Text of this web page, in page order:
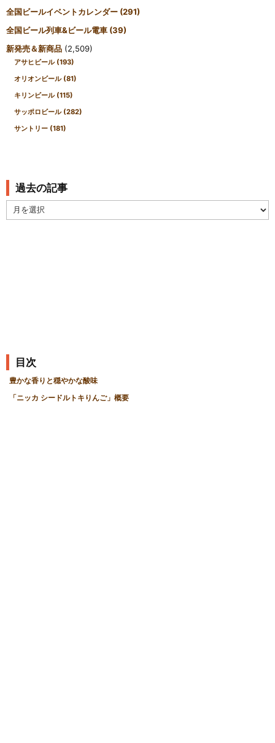
全国ビールイベントカレンダー (291)
全国ビール列車&ビール電車 (39)
新発売＆新商品 (2,509)
アサヒビール (193)
オリオンビール (81)
キリンビール (115)
サッポロビール (282)
サントリー (181)
過去の記事
去
目次
豊かな香りと穏やかな酸味
「ニッカ シードルトキりんご」概要